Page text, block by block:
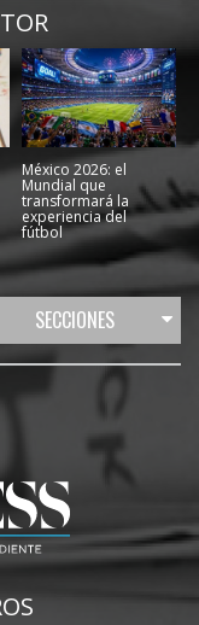
México 2026: el
Mundial que
transformará la
experiencia del
fútbol
SECCIONES